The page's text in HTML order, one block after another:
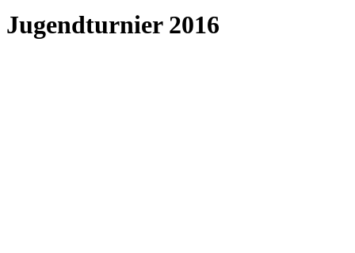
Jugendturnier 2016